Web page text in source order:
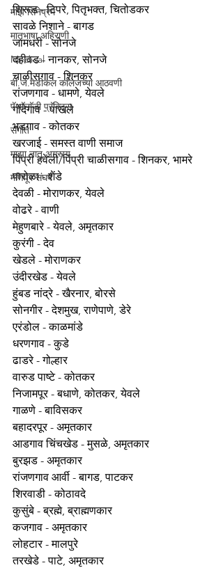
माझे सिनेप्रेम
मातृभाषा अहिराणी
Medical
बी.जे.मेडीकल काॅलेजच्या आठवणी
पॅथाॅलाॅजी प्रॅक्टिस
संगीत
माझा नातू अगस्त्य
मणिपूर संघर्ष
शिरूड - टिपरे, पितृभक्त, चितोडकर
सावळे निशाने - बागड
जामधरी - सोनजे
दहीवड - नानकर, सोनजे
चाळीसगाव - शिनकर
रांजणगाव - धामणे, येवले
गोंदेगाव - पाखले
भडगाव - कोतकर
खरजाई - समस्त वाणी समाज
पिंप्री हवेली/पिंप्री चाळीसगाव - शिनकर, भामरे
पारोळा - शेंडे
देवळी - मोराणकर, येवले
वोढरे - वाणी
मेहुणबारे - येवले, अमृतकार
कुरंगी - देव
खेडले - मोराणकर
उंदीरखेड - येवले
हुंबड नांद्रे - खैरनार, बोरसे
सोनगीर - देशमुख, राणेपाणे, डेरे
एरंडोल - काळमांडे
धरणगाव - कुडे
ढाडरे - गोल्हार
वारुड पाष्टे - कोतकर
निजामपूर - बधाणे, कोतकर, येवले
गाळणे - बाविसकर
बहादरपूर - अमृतकार
आडगाव चिंचखेड - मुसळे, अमृतकार
बुरझड - अमृतकार
रांजणगाव आर्वी - बागड, पाटकर
शिरवाडी - कोठावदे
कुसुंबे - ब्रह्मे, ब्राह्मणकार
कजगाव - अमृतकार
लोहटार - मालपुरे
तरखेडे - पाटे, अमृतकार